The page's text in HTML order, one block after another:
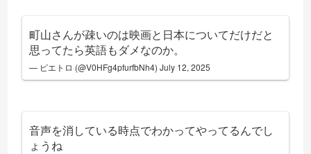
町山さんが疎いのは映画と日本についてだけだと
思ってたら英語もダメなのか。
— ピエトロ (@V0HFg4pfurfbNh4)July 12, 2025
音声を消している時点でわかってやってるんでし
ょうね